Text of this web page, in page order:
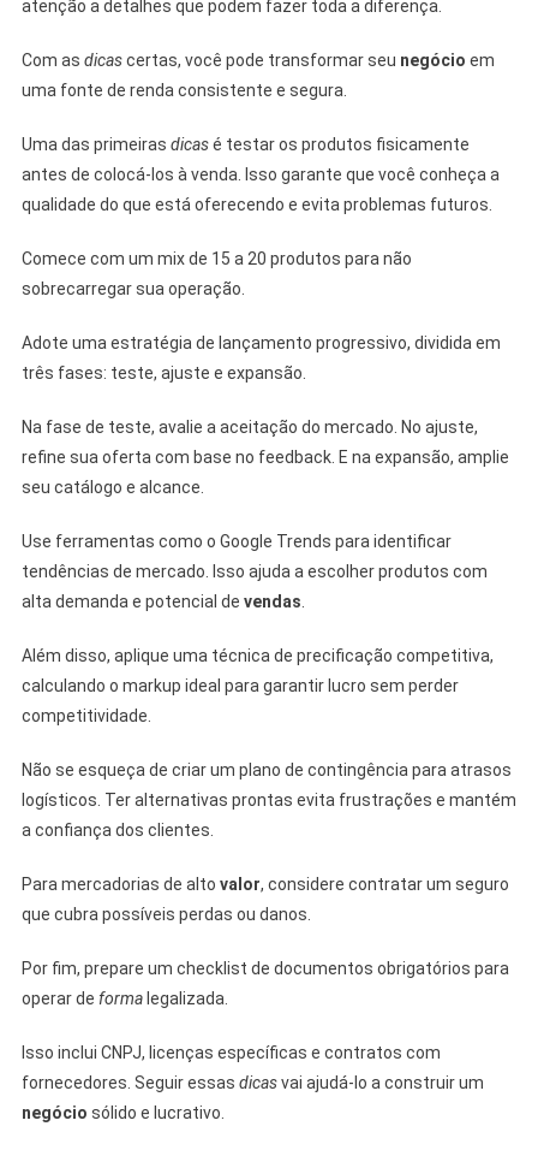
atenção a detalhes que podem fazer toda a diferença.
Com as dicascertas, você pode transformar seu negócio em
uma fonte de renda consistente e segura.
Uma das primeiras dicasé testar os produtos fisicamente
antes de colocá-los à venda. Isso garante que você conheça a
qualidade do que está oferecendo e evita problemas futuros.
Comece com um mix de 15 a 20 produtos para não
sobrecarregar sua operação.
Adote uma estratégia de lançamento progressivo, dividida em
três fases: teste, ajuste e expansão.
Na fase de teste, avalie a aceitação do mercado. No ajuste,
refine sua oferta com base no feedback. E na expansão, amplie
seu catálogo e alcance.
Use ferramentas como o Google Trends para identificar
tendências de mercado. Isso ajuda a escolher produtos com
alta demanda e potencial de vendas
Além disso, aplique uma técnica de precificação competitiva,
calculando o markup ideal para garantir lucro sem perder
competitividade.
Não se esqueça de criar um plano de contingência para atrasos
logísticos. Ter alternativas prontas evita frustrações e mantém
a confiança dos clientes.
Para mercadorias de alto valor, considere contratar um seguro
que cubra possíveis perdas ou danos.
Por fim, prepare um checklist de documentos obrigatórios para
operar de formalegalizada.
Isso inclui CNPJ, licenças específicas e contratos com
fornecedores. Seguir essas dicasvai ajudá-lo a construir um
negócio sólido e lucrativo.